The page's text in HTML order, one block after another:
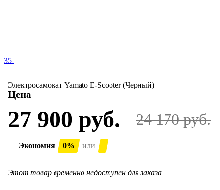
35
Электросамокат Yamato E-Scooter (Черный)
Цена
27 900 руб. 24 170 руб.
Экономия 0% или
Этот товар временно недоступен для заказа